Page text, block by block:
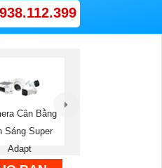
Cân Bằng
Sáng Super
Adapt